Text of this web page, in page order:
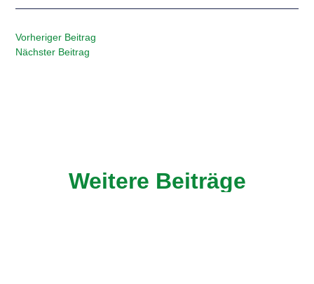
Vorheriger Beitrag
Nächster Beitrag
Weitere Beiträge